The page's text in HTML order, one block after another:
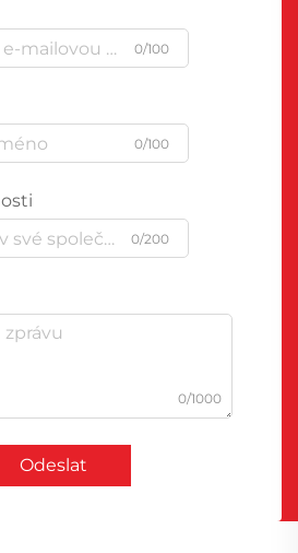
0/100
0/100
0/200
0/1000
Odeslat